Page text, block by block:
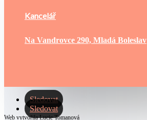
Kancelář
Na Vandrovce 290, Mladá Boleslav
Sledovat
Sledovat
Web vytvořilaLucie Tomanová